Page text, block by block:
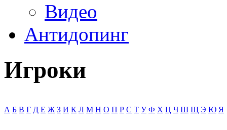
Видео
Антидопинг
Игроки
А Б В Г Д Е Ж З И К Л М Н О П Р С Т У Ф Х Ц Ч Ш Щ Э Ю Я